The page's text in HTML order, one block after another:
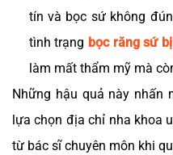
tín và bọc sứ không
tình trạng bọc răng sứ
làm mất thẩm mỹ mà
Những hậu quả này nhấn
lựa chọn địa chỉ nha khoa
từ bác sĩ chuyên môn khi